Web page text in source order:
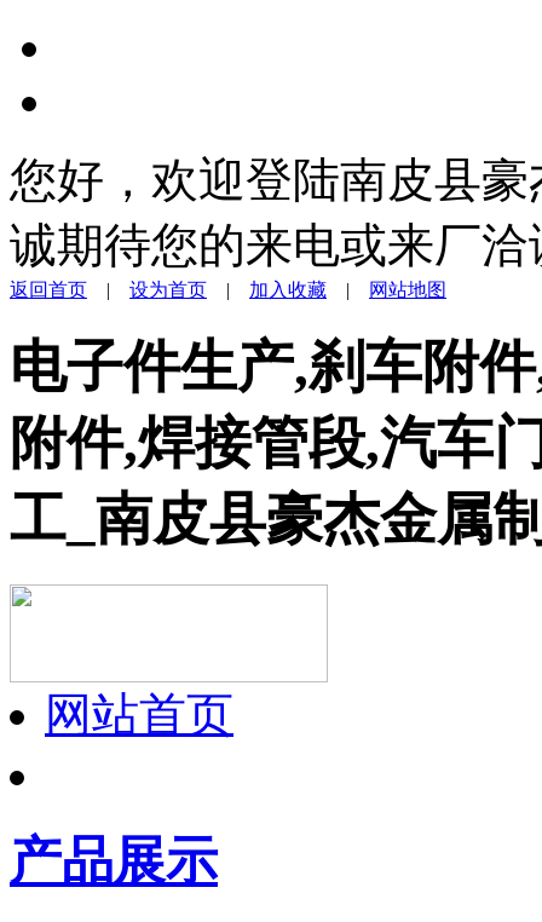
您好，欢迎登陆南皮县
诚期待您的来电或来厂洽
返回首页 | 设为首页 | 加入收藏 | 网站地图
电子件生产,刹车附
附件,焊接管段,汽车
工_南皮县豪杰金属
网站首页
产品展示